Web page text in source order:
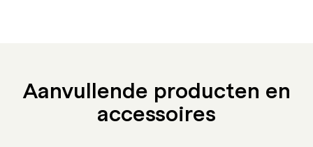
Aanvullende producten en
accessoires